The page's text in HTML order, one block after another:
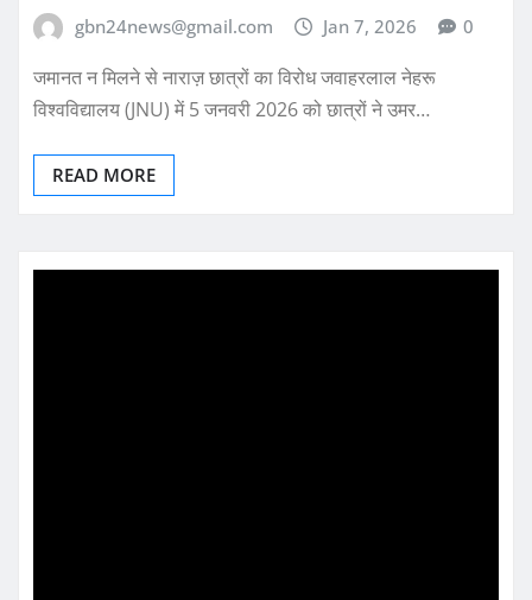
gbn24news@gmail.com Jan 7, 2026 0
जमानत न मिलने से नाराज़ छात्रों का विरोध जवाहरलाल नेहरू
विश्वविद्यालय (JNU) में 5 जनवरी 2026 को छात्रों ने उमर…
READ MORE